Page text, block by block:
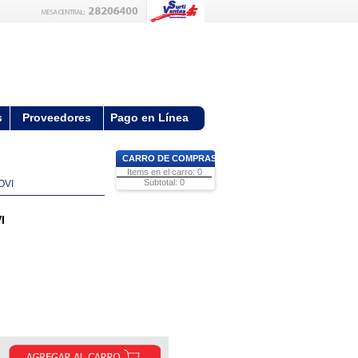
Proveedores Pago en Línea
CARRO DE COMPRAS
Items en el carro: 0
Subtotal: 0